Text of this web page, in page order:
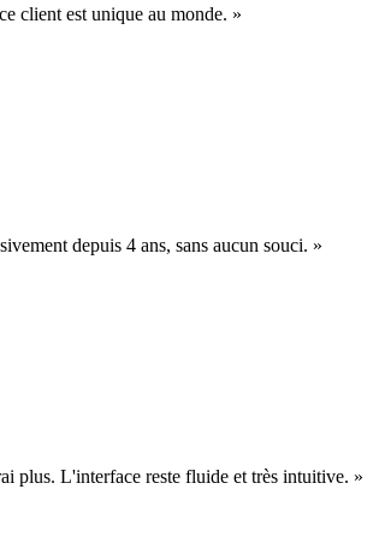
client est unique au monde. »
depuis 4 ans, sans aucun souci. »
plus. L'interface reste fluide et très intuitive. »